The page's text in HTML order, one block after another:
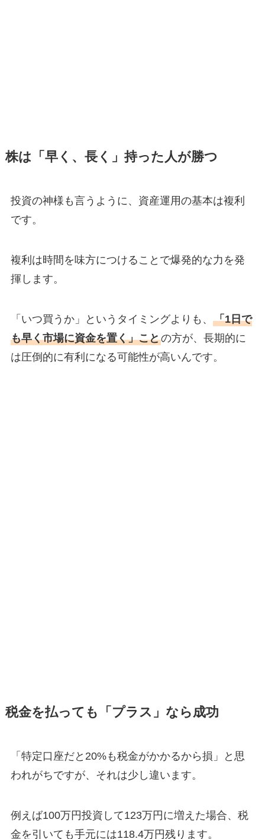
株は「早く、長く」持った人が勝つ
投資の神様も言うように、資産運用の基本は複利
です。
複利は時間を味方につけることで爆発的な力を発
揮します。
「いつ買うか」というタイミングよりも、 「1日で
も早く市場に資金を置く」ことの方が、長期的に
は圧倒的に有利になる可能性が高いんです。
税金を払っても「プラス」なら成功
「特定口座だと20%も税金がかかるから損」と思
われがちですが、それは少し違います。
例えば100万円投資して123万円に増えた場合、税
金を引いても手元には118.4万円残ります。